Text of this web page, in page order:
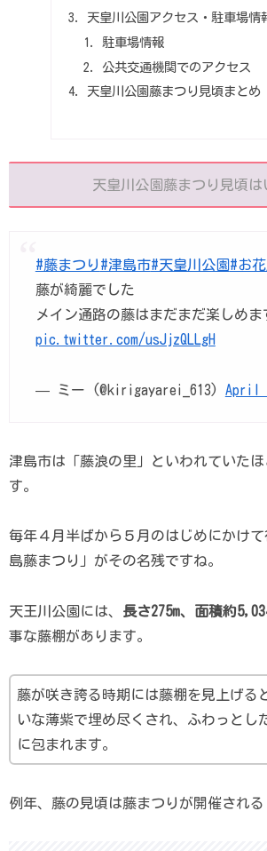
天皇川公園アクセス・駐車場情
駐車場情報
公共交通機関でのアクセス
天皇川公園藤まつり見頃まとめ
天皇川公園藤まつり見頃は
#藤まつり #津島市#天皇川公園#お
藤が綺麗でした
メイン通路の藤はまだまだ楽しめま
pic.twitter.com/usJjzQLLgH
— ミー (@kirigayarei_613) April
津島市は「藤浪の里」といわれていた
す。
毎年４月半ばから５月のはじめにかけ
島藤まつり」がその名残ですね。
天王川公園には、 長さ275m、面積約
事な藤棚があります。
藤が咲き誇る時期には藤棚を見上げる
いな薄紫で埋め尽くされ、ふわっとし
に包まれます。
例年、藤の見頃は藤まつりが開催される